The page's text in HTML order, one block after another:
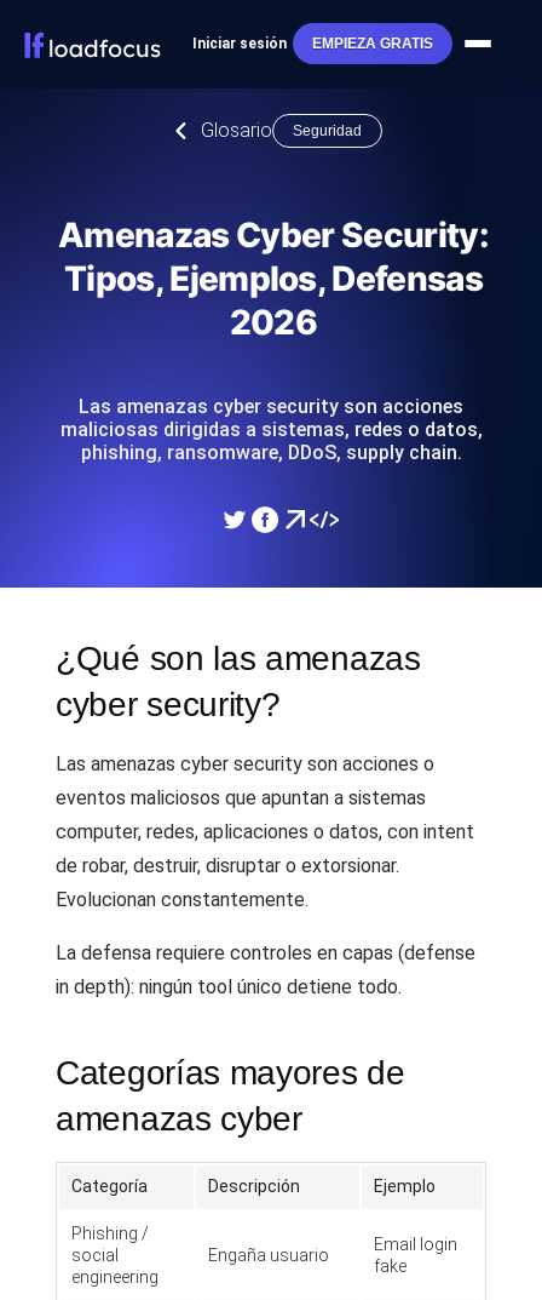
Iniciar sesión EMPIEZA GRATIS
Glosario Seguridad
Amenazas Cyber Security:
Tipos, Ejemplos, Defensas
2026
Las amenazas cyber security son acciones
maliciosas dirigidas a sistemas, redes o datos,
phishing, ransomware, DDoS, supply chain.
¿Qué son las amenazas
cyber security?
Las amenazas cyber security son acciones o
eventos maliciosos que apuntan a sistemas
computer, redes, aplicaciones o datos, con intent
de robar, destruir, disruptar o extorsionar.
Evolucionan constantemente.
La defensa requiere controles en capas (defense
in depth): ningún tool único detiene todo.
Categorías mayores de
amenazas cyber
Categoría Descripción Ejemplo
Phishing /
social
engineering
Engaña usuario
Email login
fake